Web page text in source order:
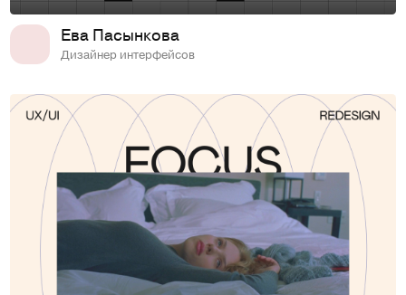
Ева Пасынкова
Дизайнер интерфейсов